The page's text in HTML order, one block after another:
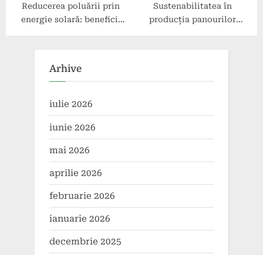
Reducerea poluării prin
energie solară: beneficii
Sustenabilitatea în
producția panourilor
Arhive
iulie 2026
iunie 2026
mai 2026
aprilie 2026
februarie 2026
ianuarie 2026
decembrie 2025